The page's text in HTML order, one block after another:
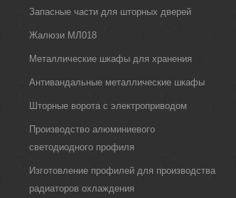
Запасные части для шторных дверей
Жалюзи МЛ018
Металлические шкафы для хранения
Антивандальные металлические шкафы
Шторные ворота с электроприводом
Производство алюминиевого
светодиодного профиля
Изготовление профилей для производства
радиаторов охлаждения